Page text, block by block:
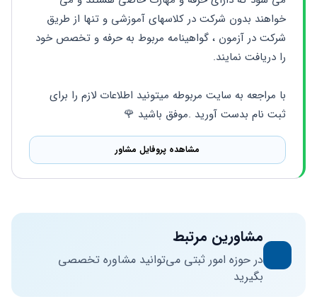
را دریافت نمایند.
ثبت نام بدست آورید .موفق باشید 🌹
مشاهده پروفایل مشاور
مشاورین مرتبط
در حوزه امور ثبتی می‌توانید مشاوره تخصصی
بگیرید